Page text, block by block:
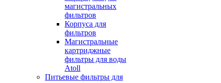
магистральных
фильтров
Корпуса для
фильтров
Магистральные
картриджные
фильтры для воды
Atoll
Питьевые фильтры для